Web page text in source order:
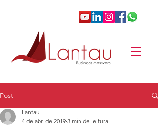
Post
Lantau
4 de abr. de 2019 3 min de leitura